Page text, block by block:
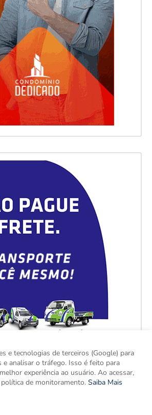
e tecnologias de terceiros (Google) para
e analisar o tráfego. Isso é feito para
experiência ao usuário. Ao acessar,
de monitoramento. Saiba Mais